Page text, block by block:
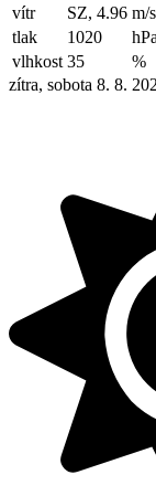
vítr
SZ, 4.96 m/s
tlak
1020
hPa
vlhkost 35
%
zítra, sobota 8. 8.